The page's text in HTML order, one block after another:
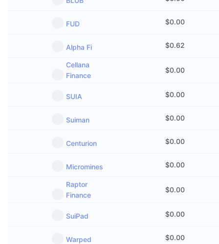
FUD $0.00
Alpha Fi $0.62
Cellana
Finance
$0.00
SUIA $0.00
Suiman $0.00
Centurion $0.00
Micromines $0.00
Raptor
Finance
$0.00
SuiPad $0.00
Warped $0.00